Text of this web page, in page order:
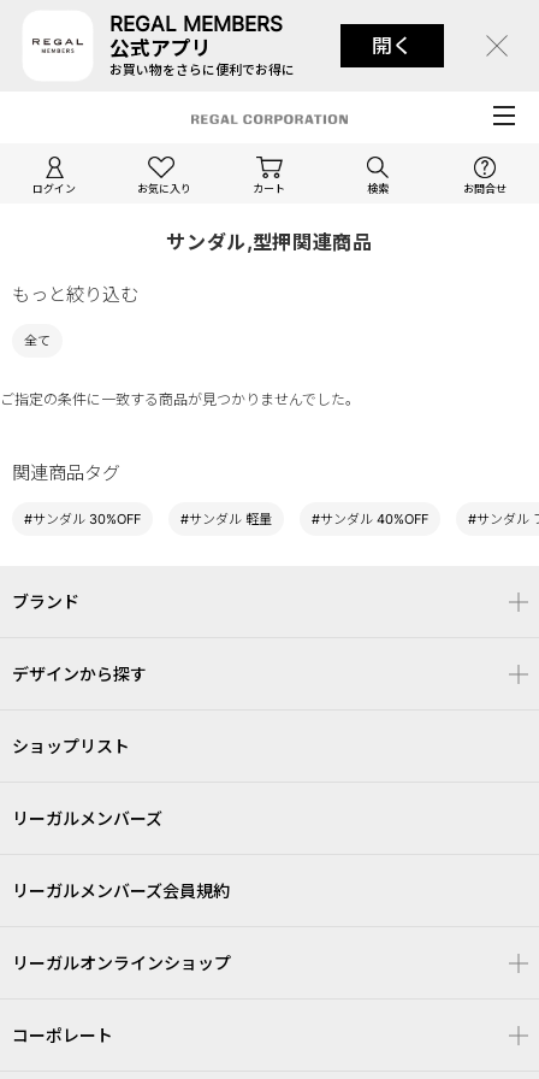
REGAL MEMBERS
公式アプリ
お買い物をさらに便利でお得に
開く
ログイン お気に入り カート 検索 お問合せ
サンダル,型押関連商品
もっと絞り込む
全て
ご指定の条件に一致する商品が見つかりませんでした。
関連商品タグ
#サンダル 30%OFF #サンダル 軽量 #サンダル 40%OFF #サンダル
ブランド
デザインから探す
ショップリスト
リーガルメンバーズ
リーガルメンバーズ会員規約
リーガルオンラインショップ
コーポレート